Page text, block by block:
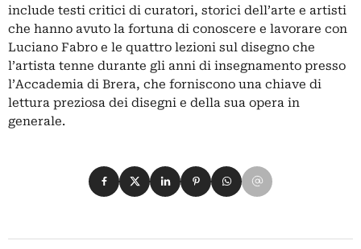
include testi critici di curatori, storici dell’arte e artisti
che hanno avuto la fortuna di conoscere e lavorare con
Luciano Fabro e le quattro lezioni sul disegno che
l’artista tenne durante gli anni di insegnamento presso
l’Accademia di Brera, che forniscono una chiave di
lettura preziosa dei disegni e della sua opera in
generale.
Condividi su Facebook
Condividi su X
Condividi su LinkedIn
Condividi su Pinterest
Condividi su WhatsApp
Condividi su Email